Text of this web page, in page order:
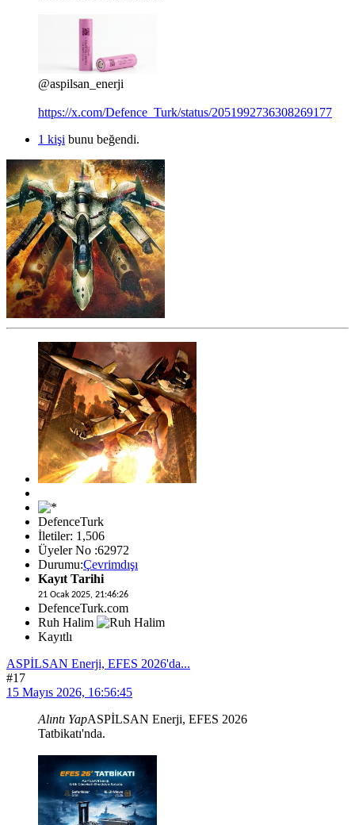
@aspilsan_enerji
https://x.com/Defence_Turk/status/2051992736308269177
1 kişi bunu beğendi.
DefenceTurk
İletiler: 1,506
Üyeler No :62972
Durumu:Çevrimdışı
Kayıt Tarihi
21 Ocak 2025, 21:46:26
DefenceTurk.com
Ruh Halim
Kayıtlı
ASPİLSAN Enerji, EFES 2026'da...
#17
15 Mayıs 2026, 16:56:45
Alıntı YapASPİLSAN Enerji, EFES 2026
Tatbikatı'nda.